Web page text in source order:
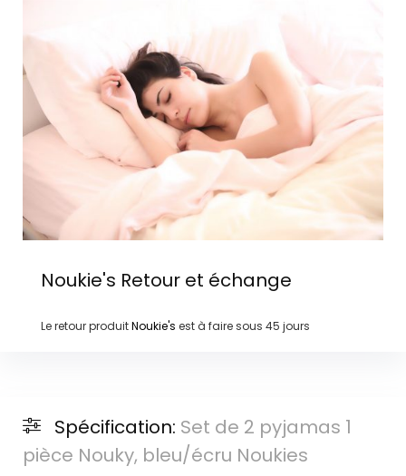
Noukie's Retour et échange
Le retour produitNoukie's est à faire sous 45 jours
Spécification: Set de 2 pyjamas 1
pièce Nouky, bleu/écru Noukies